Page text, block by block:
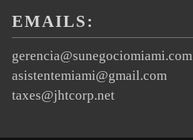
EMAILS:
gerencia@sunegociomiami.com
asistentemiami@gmail.com
taxes@jhtcorp.net